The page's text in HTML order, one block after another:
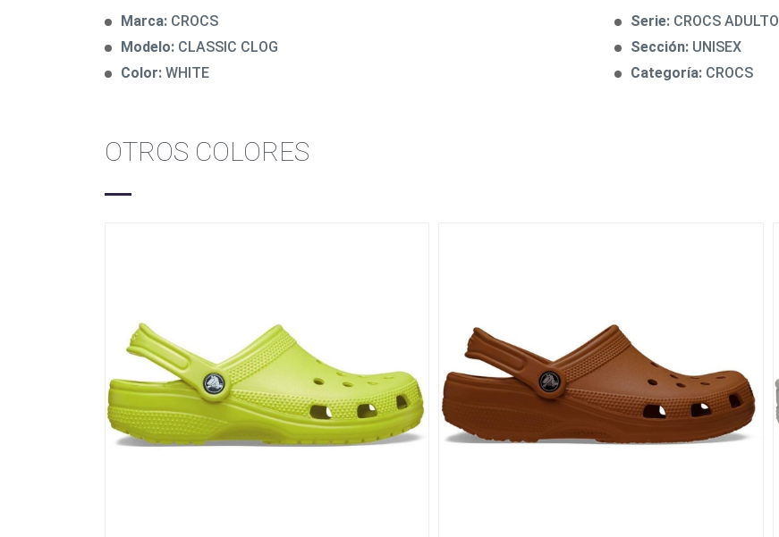
Marca: CROCS
Modelo: CLASSIC CLOG
Color: WHITE
Serie: CROCS ADULTO
Sección: UNISEX
Categoría: CROCS
OTROS COLORES